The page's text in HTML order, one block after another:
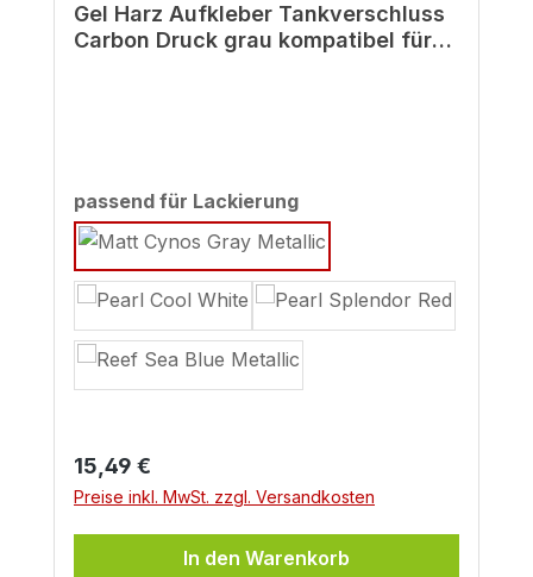
Gel Harz Aufkleber Tankverschluss
Carbon Druck grau kompatibel für
passend für Lackierungauswählen
Regulärer Preis:
15,49 €
Preise inkl. MwSt. zzgl. Versandkosten
In den Warenkorb